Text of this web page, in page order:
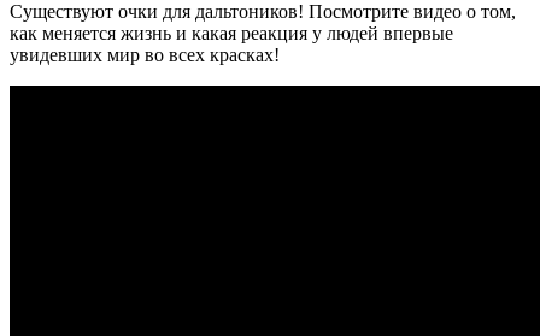
Существуют очки для дальтоников! Посмотрите видео о том,
как меняется жизнь и какая реакция у людей впервые
увидевших мир во всех красках!